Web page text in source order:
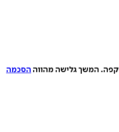
המשך גלישה מהווההסכמה